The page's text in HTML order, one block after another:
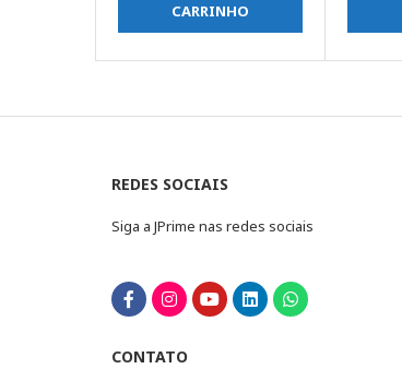
CARRINHO
REDES SOCIAIS
Siga a JPrime nas redes sociais
CONTATO